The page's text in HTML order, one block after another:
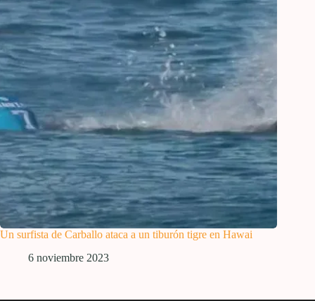
Un surfista de Carballo ataca a un tiburón tigre en Hawai
6 noviembre 2023